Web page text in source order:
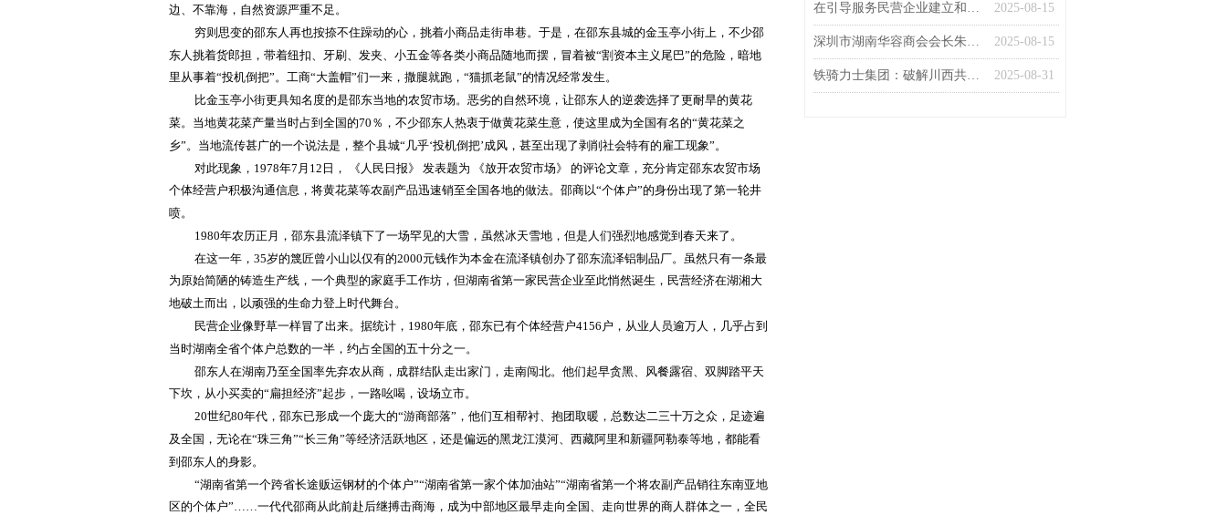
边、不靠海，自然资源严重不足。
穷则思变的邵东人再也按捺不住躁动的心，挑着小商品走街串巷。于是，在邵东县城的金玉亭小街上，不少邵
东人挑着货郎担，带着纽扣、牙刷、发夹、小五金等各类小商品随地而摆，冒着被“割资本主义尾巴”的危险，暗地
里从事着“投机倒把”。工商“大盖帽”们一来，撒腿就跑，“猫抓老鼠”的情况经常发生。
比金玉亭小街更具知名度的是邵东当地的农贸市场。恶劣的自然环境，让邵东人的逆袭选择了更耐旱的黄花
菜。当地黄花菜产量当时占到全国的70％，不少邵东人热衷于做黄花菜生意，使这里成为全国有名的“黄花菜之
乡”。当地流传甚广的一个说法是，整个县城“几乎‘投机倒把’成风，甚至出现了剥削社会特有的雇工现象”。
对此现象， 1978年7月12日， 《人民日报》 发表题为 《放开农贸市场》 的评论文章，充分肯定邵东农贸市场
个体经营户积极沟通信息，将黄花菜等农副产品迅速销至全国各地的做法。邵商以“个体户”的身份出现了第一轮井
喷。
1980年农历正月，邵东县流泽镇下了一场罕见的大雪，虽然冰天雪地，但是人们强烈地感觉到春天来了。
在这一年， 35岁的篾匠曾小山以仅有的2000元钱作为本金在流泽镇创办了邵东流泽铝制品厂。虽然只有一条最
为原始简陋的铸造生产线，一个典型的家庭手工作坊，但湖南省第一家民营企业至此悄然诞生，民营经济在湖湘大
地破土而出，以顽强的生命力登上时代舞台。
民营企业像野草一样冒了出来。据统计， 1980年底，邵东已有个体经营户4156户，从业人员逾万人，几乎占到
当时湖南全省个体户总数的一半，约占全国的五十分之一。
邵东人在湖南乃至全国率先弃农从商，成群结队走出家门，走南闯北。他们起早贪黑、风餐露宿、双脚踏平天
下坎，从小买卖的“扁担经济”起步，一路吆喝，设场立市。
20世纪80年代，邵东已形成一个庞大的“游商部落”，他们互相帮衬、抱团取暖，总数达二三十万之众，足迹遍
及全国，无论在“珠三角”“长三角”等经济活跃地区，还是偏远的黑龙江漠河、西藏阿里和新疆阿勒泰等地，都能看
到邵东人的身影。
“湖南省第一个跨省长途贩运钢材的个体户”“湖南省第一家个体加油站”“湖南省第一个将农副产品销往东南亚地
区的个体户”……一代代邵商从此前赴后继搏击商海，成为中部地区最早走向全国、走向世界的商人群体之一，全民
2025-08-15
在引导服务民营企业建立和完善中国特色现代企业制度中展现工商联担当作为
2025-08-15
深圳市湖南华容商会会长朱兴明： “产业报国就是反哺桑梓”
2025-08-31
铁骑力士集团：破解川西共富“产业密码”